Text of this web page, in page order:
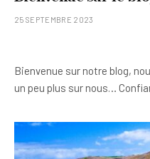
25 SEPTEMBRE 2023
Bienvenue sur notre blog,
un peu plus sur nous…